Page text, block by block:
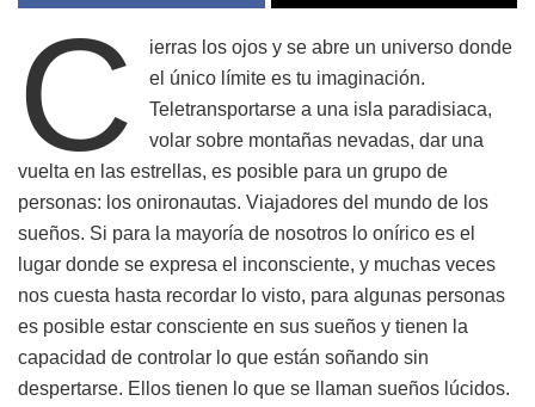
C
ierras los ojos y se abre un universo donde
el único límite es tu imaginación.
Teletransportarse a una isla paradisiaca,
volar sobre montañas nevadas, dar una
vuelta en las estrellas, es posible para un grupo de
personas: los onironautas. Viajadores del mundo de los
sueños. Si para la mayoría de nosotros lo onírico es el
lugar donde se expresa el inconsciente, y muchas veces
nos cuesta hasta recordar lo visto, para algunas personas
es posible estar consciente en sus sueños y tienen la
capacidad de controlar lo que están soñando sin
despertarse. Ellos tienen lo que se llaman sueños lúcidos.